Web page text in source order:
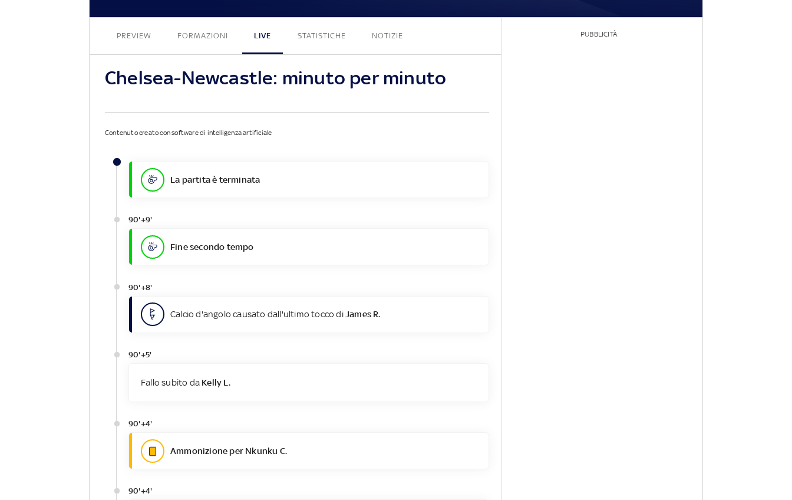
PREVIEW FORMAZIONI LIVE STATISTICHE NOTIZIE
Chelsea-Newcastle: minuto per minuto
Contenuto creato con software di intelligenza artificiale
La partita è terminata
90'+9'
Fine secondo tempo
90'+8'
Calcio d'angolo causato dall'ultimo tocco di James R.
90'+5'
Fallo subito da Kelly L.
90'+4'
Ammonizione per Nkunku C.
90'+4'
PUBBLICITÀ